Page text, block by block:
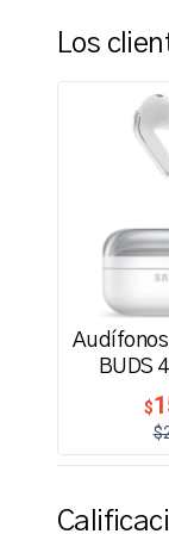
Los
BUDS
$